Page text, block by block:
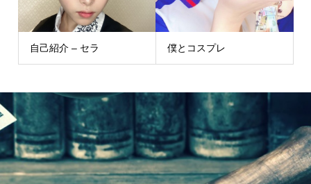
自己紹介 – セラ 僕とコスプレ